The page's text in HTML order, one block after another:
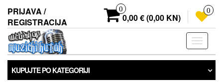
sadržaj
PRIJAVA /
REGISTRACIJA
0
0,00 € (0,00 KN)
0
KUPUJTE PO KATEGORIJI